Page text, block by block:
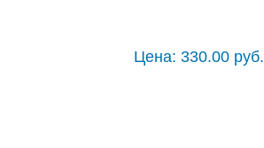
Цена: 330.00 руб.